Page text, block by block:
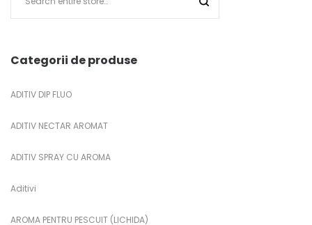
Categorii de produse
ADITIV DIP FLUO
ADITIV NECTAR AROMAT
ADITIV SPRAY CU AROMA
Aditivi
AROMA PENTRU PESCUIT (LICHIDA)